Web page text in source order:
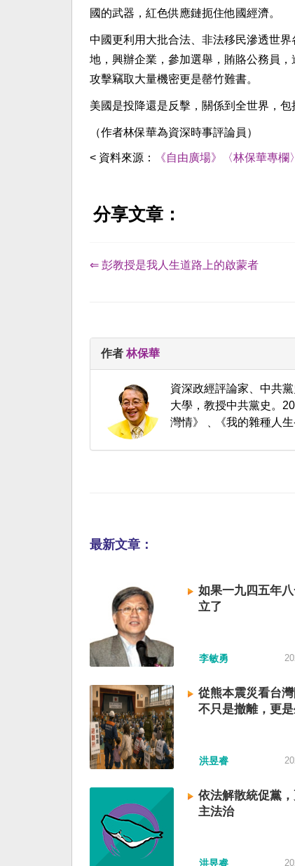
國的武器，紅色供應鏈扼住他國經濟。
中國更利用大批合法、非法移民滲透世
地，興辦企業，參加選舉，賄賂公務員
攻擊竊取大量機密更是罄竹難書。
美國是投降還是反擊，關係到全世界，
（作者林保華為資深時事評論員）
< 資料來源： 《自由廣場》〈林保華專欄〉
分享文章：
⇐ 彭教授是我人生道路上的啟蒙者
作者 林保華
資深政經評論家、中共
大學，教授中共黨史。
灣情》﹑《我的雜種人
最新文章：
如果一九四五年
立了
李敏勇
從熊本震災看台
不只是撤離，更
洪昱睿
依法解散統促黨
主法治
洪昱睿